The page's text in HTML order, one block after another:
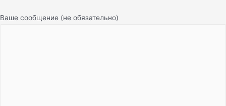
Ваше сообщение (не обязательно)